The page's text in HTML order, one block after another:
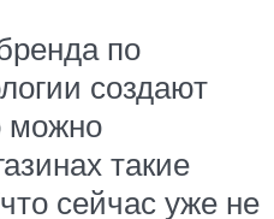
по
создают
можно
такие
сейчас уже не